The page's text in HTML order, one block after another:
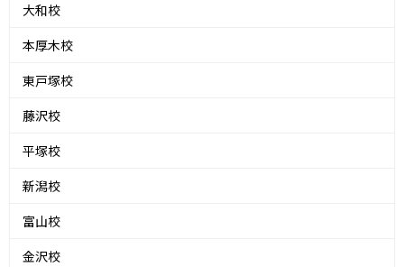
大和校
本厚木校
東戸塚校
藤沢校
平塚校
新潟校
富山校
金沢校